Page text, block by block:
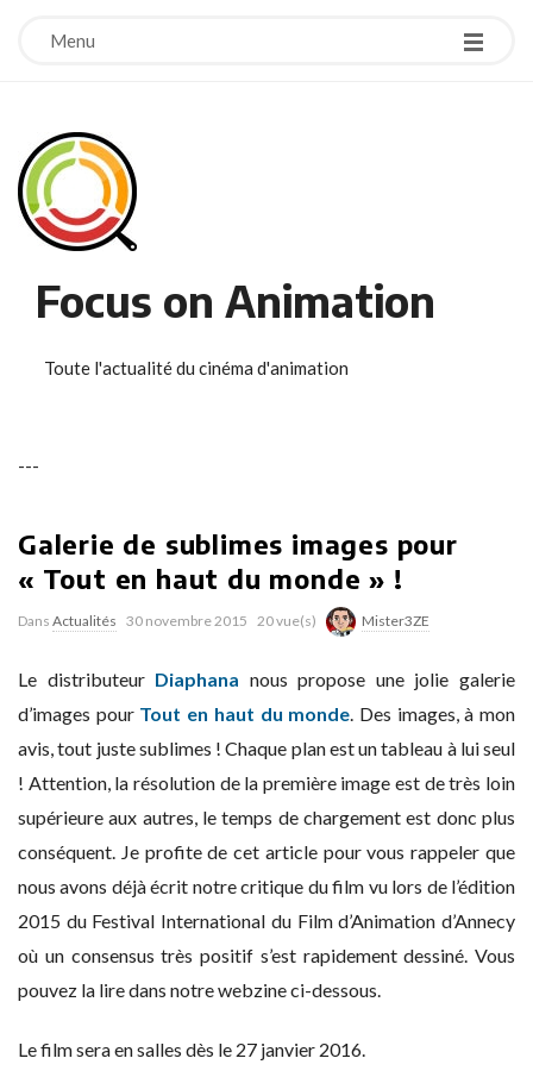
Menu
Focus on Animation
Toute l'actualité du cinéma d'animation
---
Galerie de sublimes images pour
« Tout en haut du monde » !
Dans Actualités 30 novembre 2015 20 vue(s) Mister3ZE
Le distributeur Diaphana nous propose une jolie galerie
d’images pour Tout en haut du monde. Des images, à mon
avis, tout juste sublimes ! Chaque plan est un tableau à lui seul
! Attention, la résolution de la première image est de très loin
supérieure aux autres, le temps de chargement est donc plus
conséquent. Je profite de cet article pour vous rappeler que
nous avons déjà écrit notre critique du film vu lors de l’édition
2015 du Festival International du Film d’Animation d’Annecy
où un consensus très positif s’est rapidement dessiné. Vous
pouvez la lire dans notre webzine ci-dessous.
Le film sera en salles dès le 27 janvier 2016.